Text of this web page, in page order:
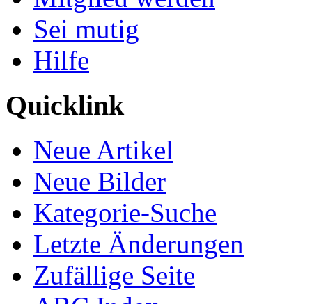
Sei mutig
Hilfe
Quicklink
Neue Artikel
Neue Bilder
Kategorie-Suche
Letzte Änderungen
Zufällige Seite